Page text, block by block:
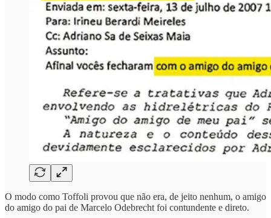
O modo como Toffoli provou que não era, de jeito nenhum, o amigo
do amigo do pai de Marcelo Odebrecht foi contundente e direto.